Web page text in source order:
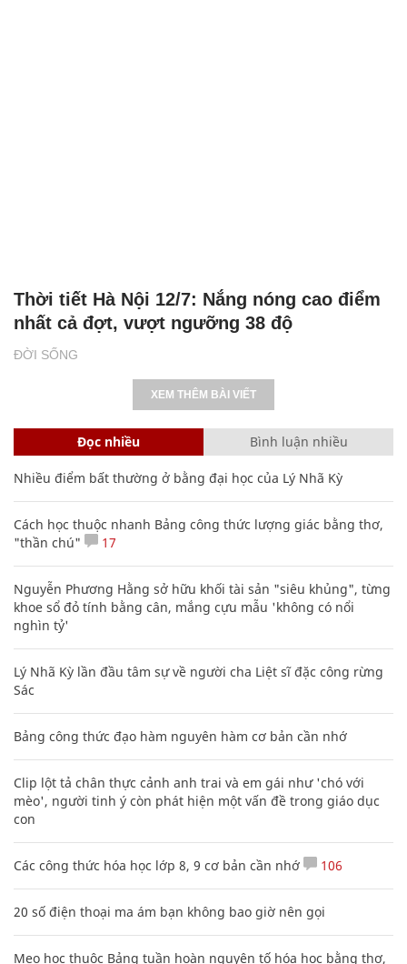
ĐỜI SỐNG
Thời tiết Hà Nội 12/7: Nắng nóng cao điểm
nhất cả đợt, vượt ngưỡng 38 độ
XEM THÊM BÀI VIẾT
Đọc nhiều Bình luận nhiều
Nhiều điểm bất thường ở bằng đại học của Lý Nhã Kỳ
Cách học thuộc nhanh Bảng công thức lượng giác bằng thơ,
"thần chú"
17
Nguyễn Phương Hằng sở hữu khối tài sản "siêu khủng", từng
khoe sổ đỏ tính bằng cân, mắng cựu mẫu 'không có nổi
nghìn tỷ'
Lý Nhã Kỳ lần đầu tâm sự về người cha Liệt sĩ đặc công rừng
Sác
Bảng công thức đạo hàm nguyên hàm cơ bản cần nhớ
Clip lột tả chân thực cảnh anh trai và em gái như 'chó với
mèo', người tinh ý còn phát hiện một vấn đề trong giáo dục
con
Các công thức hóa học lớp 8, 9 cơ bản cần nhớ 106
20 số điện thoại ma ám bạn không bao giờ nên gọi
Mẹo học thuộc Bảng tuần hoàn nguyên tố hóa học bằng thơ,